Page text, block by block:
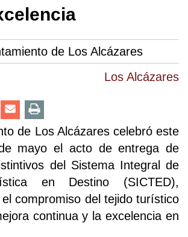
Los Alcázares
de Los Alcázares
de Los Alcázares celebró este
mayo el acto de entrega de
del Sistema Integral de
en Destino (SICTED),
compromiso del tejido turístico
continua y la excelencia en